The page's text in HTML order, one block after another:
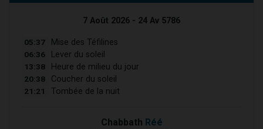
7 Août 2026 - 24 Av 5786
05:37 Mise des Téfilines
06:36 Lever du soleil
13:38 Heure de milieu du jour
20:38 Coucher du soleil
21:21 Tombée de la nuit
Chabbath Réé